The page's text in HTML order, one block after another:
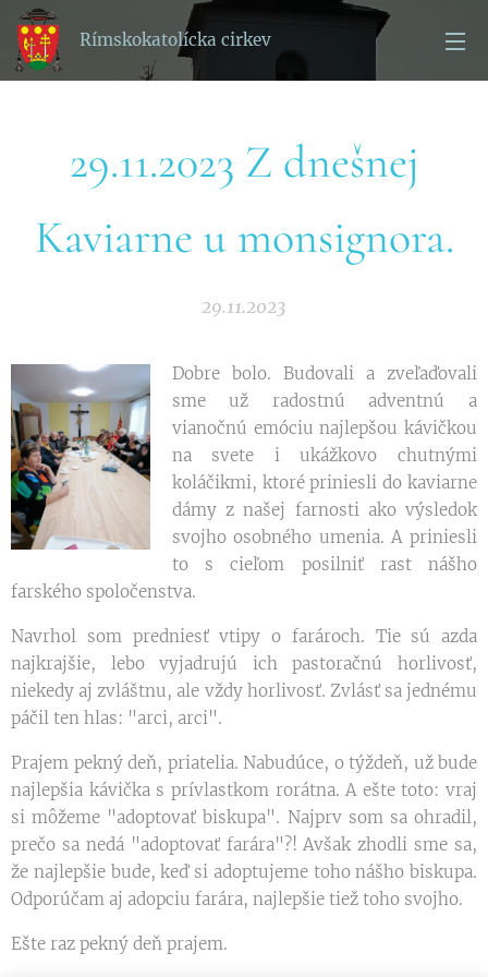
Rímskokatolícka cirkev
29.11.2023 Z dnešnej
Kaviarne u monsignora.
29.11.2023
Dobre bolo. Budovali a zveľaďovali
sme už radostnú adventnú a
vianočnú emóciu najlepšou kávičkou
na svete i ukážkovo chutnými
koláčikmi, ktoré priniesli do kaviarne
dámy z našej farnosti ako výsledok
svojho osobného umenia. A priniesli
to s cieľom posilniť rast nášho
farského spoločenstva.
Navrhol som predniesť vtipy o farároch. Tie sú azda
najkrajšie, lebo vyjadrujú ich pastoračnú horlivosť,
niekedy aj zvláštnu, ale vždy horlivosť. Zvlásť sa jednému
páčil ten hlas: "arci, arci".
Prajem pekný deň, priatelia. Nabudúce, o týždeň, už bude
najlepšia kávička s prívlastkom rorátna. A ešte toto: vraj
si môžeme "adoptovať biskupa". Najprv som sa ohradil,
prečo sa nedá "adoptovať farára"?! Avšak zhodli sme sa,
že najlepšie bude, keď si adoptujeme toho nášho biskupa.
Odporúčam aj adopciu farára, najlepšie tiež toho svojho.
Ešte raz pekný deň prajem.